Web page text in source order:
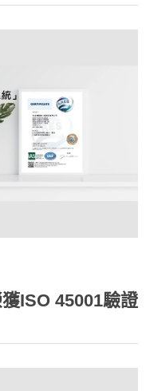
ISO 45001驗證